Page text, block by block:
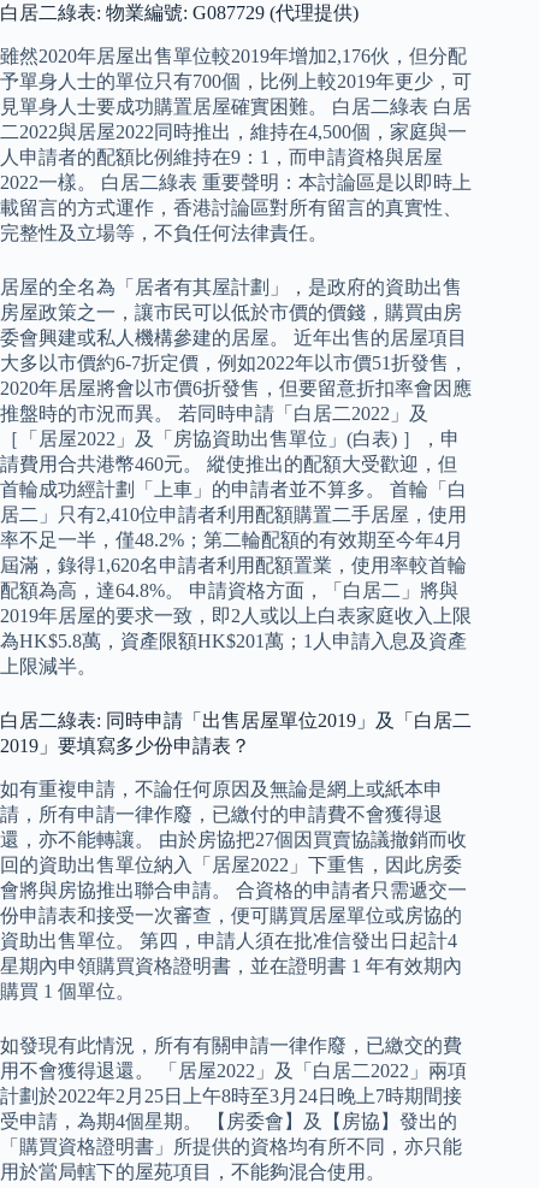
白居二綠表: 物業編號: G087729 (代理提供)
雖然2020年居屋出售單位較2019年增加2,176伙，但分配
予單身人士的單位只有700個，比例上較2019年更少，可
見單身人士要成功購置居屋確實困難。 白居二綠表 白居
二2022與居屋2022同時推出，維持在4,500個，家庭與一
人申請者的配額比例維持在9：1，而申請資格與居屋
2022一樣。 白居二綠表 重要聲明：本討論區是以即時上
載留言的方式運作，香港討論區對所有留言的真實性、
完整性及立場等，不負任何法律責任。
居屋的全名為「居者有其屋計劃」，是政府的資助出售
房屋政策之一，讓市民可以低於市價的價錢，購買由房
委會興建或私人機構參建的居屋。 近年出售的居屋項目
大多以市價約6-7折定價，例如2022年以市價51折發售，
2020年居屋將會以市價6折發售，但要留意折扣率會因應
推盤時的市況而異。 若同時申請「白居二2022」及
［「居屋2022」及「房協資助出售單位」(白表) ］，申
請費用合共港幣460元。 縱使推出的配額大受歡迎，但
首輪成功經計劃「上車」的申請者並不算多。 首輪「白
居二」只有2,410位申請者利用配額購置二手居屋，使用
率不足一半，僅48.2%；第二輪配額的有效期至今年4月
屆滿，錄得1,620名申請者利用配額置業，使用率較首輪
配額為高，達64.8%。 申請資格方面，「白居二」將與
2019年居屋的要求一致，即2人或以上白表家庭收入上限
為HK$5.8萬，資產限額HK$201萬；1人申請入息及資產
上限減半。
白居二綠表: 同時申請「出售居屋單位2019」及「白居二
2019」要填寫多少份申請表？
如有重複申請，不論任何原因及無論是網上或紙本申
請，所有申請一律作廢，已繳付的申請費不會獲得退
還，亦不能轉讓。 由於房協把27個因買賣協議撤銷而收
回的資助出售單位納入「居屋2022」下重售，因此房委
會將與房協推出聯合申請。 合資格的申請者只需遞交一
份申請表和接受一次審查，便可購買居屋單位或房協的
資助出售單位。 第四，申請人須在批准信發出日起計4
星期內申領購買資格證明書，並在證明書 1 年有效期內
購買 1 個單位。
如發現有此情況，所有有關申請一律作廢，已繳交的費
用不會獲得退還。 「居屋2022」及「白居二2022」兩項
計劃於2022年2月25日上午8時至3月24日晚上7時期間接
受申請，為期4個星期。 【房委會】及【房協】發出的
「購買資格證明書」所提供的資格均有所不同，亦只能
用於當局轄下的屋苑項目，不能夠混合使用。